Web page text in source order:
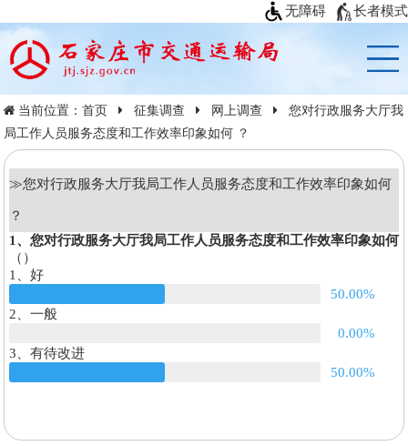
无障碍 长者模式
当前位置：首页 征集调查 网上调查
您对行政服务大厅我
局工作人员服务态度和工作效率印象如何 ？
≫您对行政服务大厅我局工作人员服务态度和工作效率印象如何
？
1、您对行政服务大厅我局工作人员服务态度和工作效率印象如何
（）
1、好
50.00%
2、一般
0.00%
3、有待改进
50.00%